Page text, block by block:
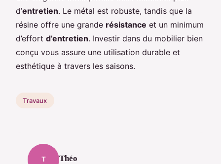
d’entretien. Le métal est robuste, tandis que la
résine offre une grande résistance et un minimum
d’effort d’entretien. Investir dans du mobilier bien
conçu vous assure une utilisation durable et
esthétique à travers les saisons.
Travaux
T Théo